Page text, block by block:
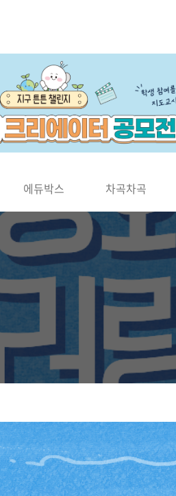
에듀박스 차곡차곡